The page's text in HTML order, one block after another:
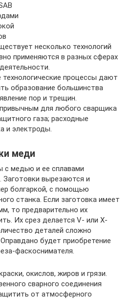
несколько технологий
применяются в разных сферах
процессы дают
образование большинства
пор и трещин.
для любого сварщика
газа; расходные
и электроды.
меди
с медью и ее сплавами
Заготовки вырезаются и
болгаркой, с помощью
станка. Если заготовка имеет
то предварительно их
Их срез делается V- или X-
деталей сложно
будет приобретение
фаскоснимателя.
окислов, жиров и грязи.
сварного соединения
от атмосферного